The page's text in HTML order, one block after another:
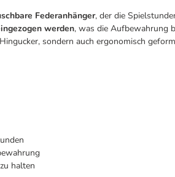
Federanhänger, der die
werden, was die Aufbewahrung
sondern auch ergonomisch
halten